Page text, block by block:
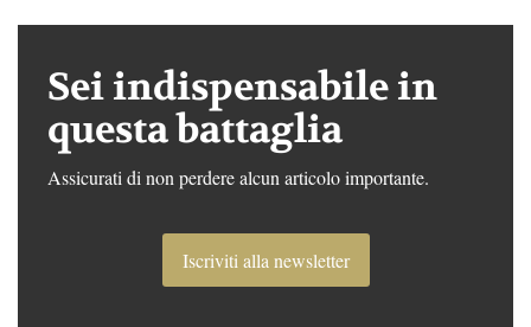
Sei indispensabile in
questa battaglia
Assicurati di non perdere alcun articolo importante.
Iscriviti alla newsletter